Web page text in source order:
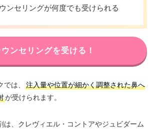
ンセリングが何度でも受けられる
ウンセリングを受ける！
は、
注入量や位置が細かく調整された鼻へ
が受けられます。
は、クレヴィエル・コントアやジュビダーム